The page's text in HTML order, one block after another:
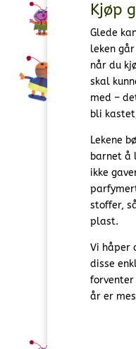
Kjøp
Glede
leken
når du
skal
med –
bli
Lekene
barnet å
ikke
stoffer,
plast.
Vi håper
disse
forventer
år er